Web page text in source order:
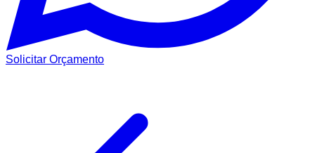
Solicitar Orçamento